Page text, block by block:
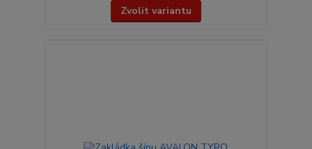
Zvolit variantu